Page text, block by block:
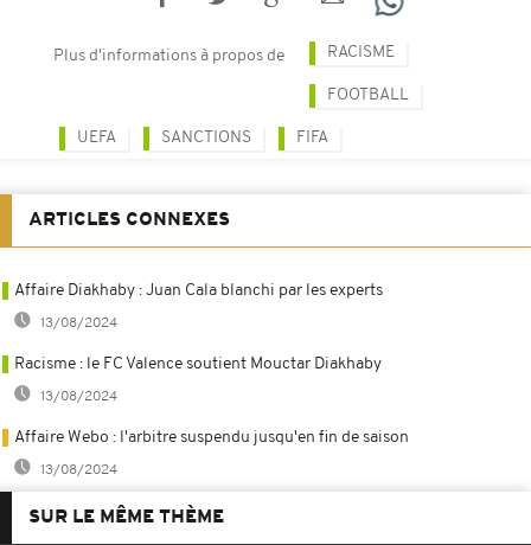
Plus d'informations à propos de RACISME
FOOTBALL
UEFA SANCTIONS FIFA
ARTICLES CONNEXES
Affaire Diakhaby : Juan Cala blanchi par les experts
13/08/2024
Racisme : le FC Valence soutient Mouctar Diakhaby
13/08/2024
Affaire Webo : l'arbitre suspendu jusqu'en fin de saison
13/08/2024
SUR LE MÊME THÈME